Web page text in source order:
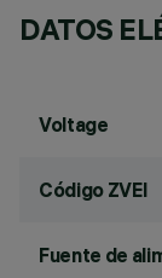
DATOS
Voltage
Código ZVEI
Fuente de